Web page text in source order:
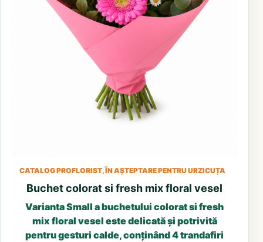
CATALOG PROFLORIST, ÎN AȘTEPTARE PENTRU URZICUȚA
Buchet colorat si fresh mix floral vesel
Varianta Small a buchetului colorat si fresh
mix floral vesel este delicată și potrivită
pentru gesturi calde, conținând 4 trandafiri